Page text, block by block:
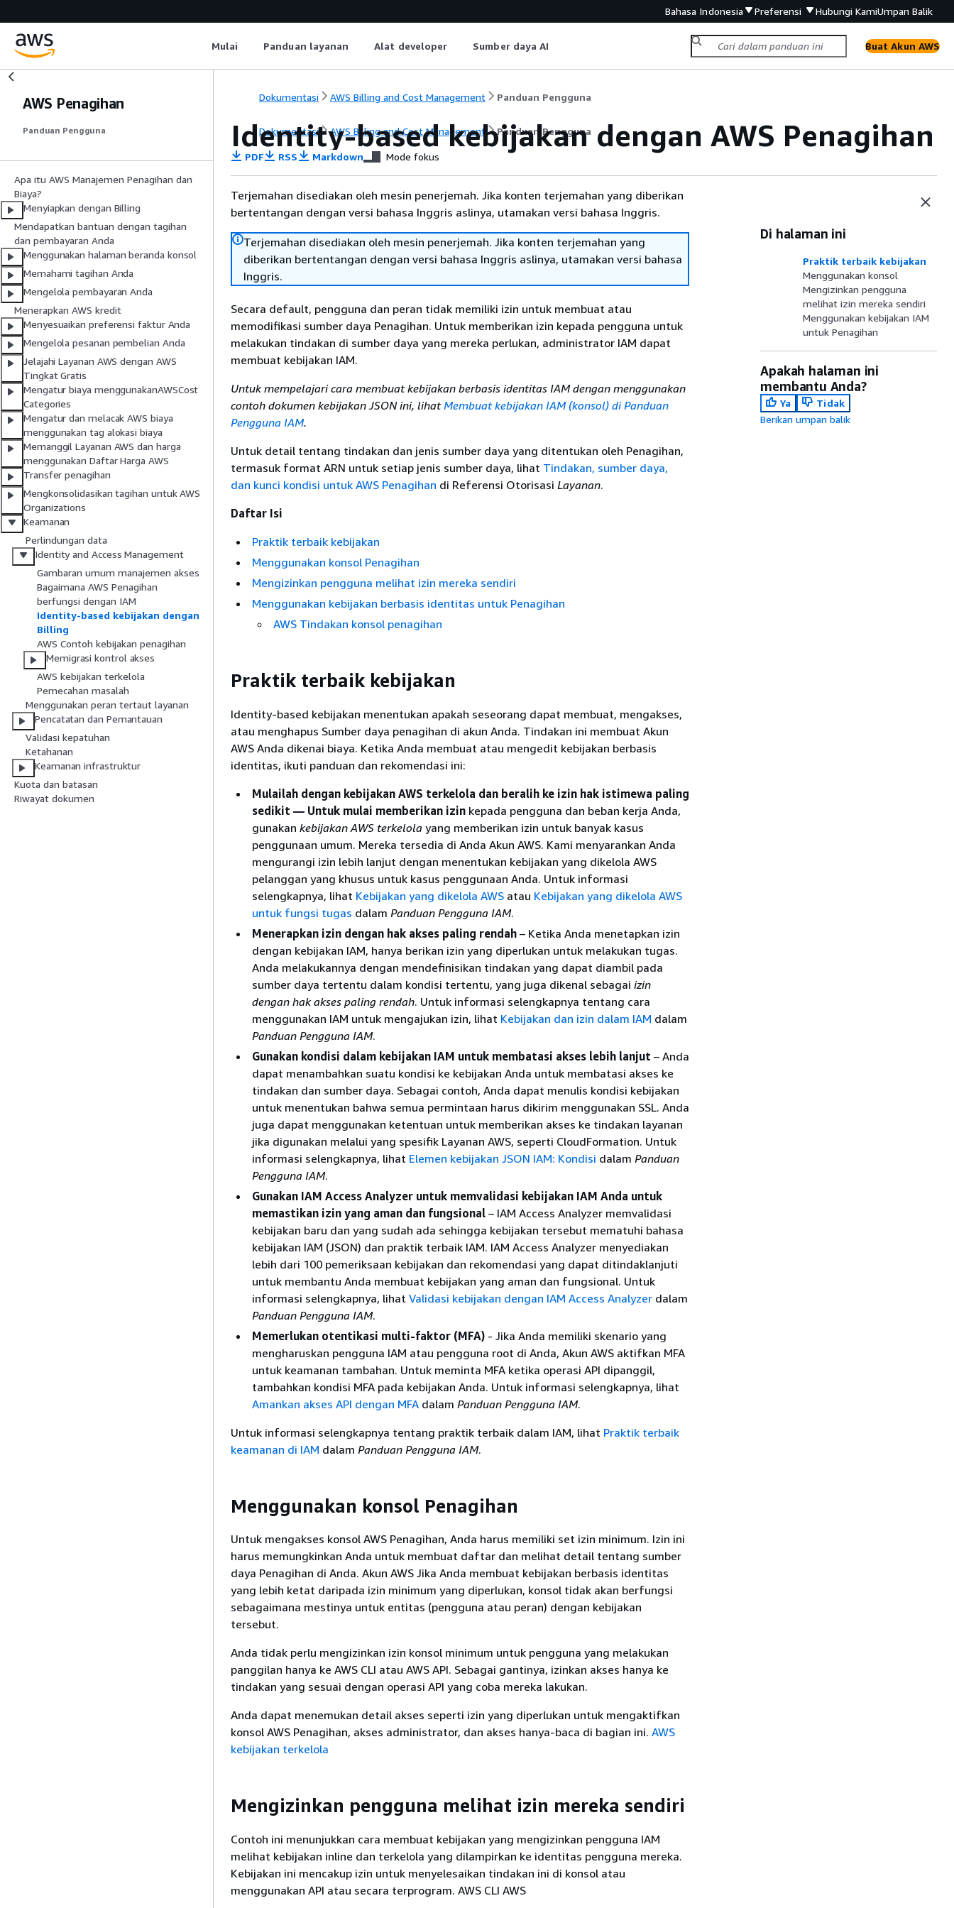
Bahasa Indonesia Preferensi Hubungi KamiUmpan Balik
Mulai Panduan layanan Alat developer Sumber daya AI Buat Akun AWS
AWS Penagihan
Panduan Pengguna
Apa itu AWS Manajemen Penagihan dan
Biaya?
Menyiapkan dengan Billing
Mendapatkan bantuan dengan tagihan
dan pembayaran Anda
Menggunakan halaman beranda konsol
Memahami tagihan Anda
Mengelola pembayaran Anda
Menerapkan AWS kredit
Menyesuaikan preferensi faktur Anda
Mengelola pesanan pembelian Anda
Jelajahi Layanan AWS dengan AWS
Tingkat Gratis
Mengatur biaya menggunakanAWSCost
Categories
Mengatur dan melacak AWS biaya
menggunakan tag alokasi biaya
Memanggil Layanan AWS dan harga
menggunakan Daftar Harga AWS
Transfer penagihan
Mengkonsolidasikan tagihan untuk AWS
Organizations
Keamanan
Perlindungan data
Identity and Access Management
Gambaran umum manajemen akses
Bagaimana AWS Penagihan
berfungsi dengan IAM
Identity-based kebijakan dengan
Billing
AWS Contoh kebijakan penagihan
Memigrasi kontrol akses
AWS kebijakan terkelola
Pemecahan masalah
Menggunakan peran tertaut layanan
Pencatatan dan Pemantauan
Validasi kepatuhan
Ketahanan
Keamanan infrastruktur
Kuota dan batasan
Riwayat dokumen
Dokumentasi AWS Billing and Cost Management Panduan Pengguna
Dokumentasi AWS Billing and Cost Management Panduan Pengguna
Identity-based kebijakan dengan AWS Penagihan
PDF RSS Markdown Mode fokus
Terjemahan disediakan oleh mesin penerjemah. Jika konten terjemahan yang diberikan
bertentangan dengan versi bahasa Inggris aslinya, utamakan versi bahasa Inggris.
Terjemahan disediakan oleh mesin penerjemah. Jika konten terjemahan yang
diberikan bertentangan dengan versi bahasa Inggris aslinya, utamakan versi bahasa
Inggris.
Secara default, pengguna dan peran tidak memiliki izin untuk membuat atau
memodifikasi sumber daya Penagihan. Untuk memberikan izin kepada pengguna untuk
melakukan tindakan di sumber daya yang mereka perlukan, administrator IAM dapat
membuat kebijakan IAM.
Untuk mempelajari cara membuat kebijakan berbasis identitas IAM dengan menggunakan
contoh dokumen kebijakan JSON ini, lihatMembuat kebijakan IAM (konsol) di Panduan
Pengguna IAM.
Untuk detail tentang tindakan dan jenis sumber daya yang ditentukan oleh Penagihan,
termasuk format ARN untuk setiap jenis sumber daya, lihat Tindakan, sumber daya,
dan kunci kondisi untuk AWS Penagihan di Referensi Otorisasi Layanan.
Daftar Isi
Praktik terbaik kebijakan
Menggunakan konsol Penagihan
Mengizinkan pengguna melihat izin mereka sendiri
Menggunakan kebijakan berbasis identitas untuk Penagihan
AWS Tindakan konsol penagihan
Praktik terbaik kebijakan
Identity-based kebijakan menentukan apakah seseorang dapat membuat, mengakses,
atau menghapus Sumber daya penagihan di akun Anda. Tindakan ini membuat Akun
AWS Anda dikenai biaya. Ketika Anda membuat atau mengedit kebijakan berbasis
identitas, ikuti panduan dan rekomendasi ini:
Mulailah dengan kebijakan AWS terkelola dan beralih ke izin hak istimewa paling
sedikit — Untuk mulai memberikan izin kepada pengguna dan beban kerja Anda,
gunakan kebijakan AWS terkelola yang memberikan izin untuk banyak kasus
penggunaan umum. Mereka tersedia di Anda Akun AWS. Kami menyarankan Anda
mengurangi izin lebih lanjut dengan menentukan kebijakan yang dikelola AWS
pelanggan yang khusus untuk kasus penggunaan Anda. Untuk informasi
selengkapnya, lihat Kebijakan yang dikelola AWS atau Kebijakan yang dikelola AWS
untuk fungsi tugas dalam Panduan Pengguna IAM.
Menerapkan izin dengan hak akses paling rendah – Ketika Anda menetapkan izin
dengan kebijakan IAM, hanya berikan izin yang diperlukan untuk melakukan tugas.
Anda melakukannya dengan mendefinisikan tindakan yang dapat diambil pada
sumber daya tertentu dalam kondisi tertentu, yang juga dikenal sebagai izin
dengan hak akses paling rendah. Untuk informasi selengkapnya tentang cara
menggunakan IAM untuk mengajukan izin, lihat Kebijakan dan izin dalam IAM dalam
Panduan Pengguna IAM.
Gunakan kondisi dalam kebijakan IAM untuk membatasi akses lebih lanjut – Anda
dapat menambahkan suatu kondisi ke kebijakan Anda untuk membatasi akses ke
tindakan dan sumber daya. Sebagai contoh, Anda dapat menulis kondisi kebijakan
untuk menentukan bahwa semua permintaan harus dikirim menggunakan SSL. Anda
juga dapat menggunakan ketentuan untuk memberikan akses ke tindakan layanan
jika digunakan melalui yang spesifik Layanan AWS, seperti CloudFormation. Untuk
informasi selengkapnya, lihat Elemen kebijakan JSON IAM: Kondisi dalam Panduan
Pengguna IAM.
Gunakan IAM Access Analyzer untuk memvalidasi kebijakan IAM Anda untuk
memastikan izin yang aman dan fungsional – IAM Access Analyzer memvalidasi
kebijakan baru dan yang sudah ada sehingga kebijakan tersebut mematuhi bahasa
kebijakan IAM (JSON) dan praktik terbaik IAM. IAM Access Analyzer menyediakan
lebih dari 100 pemeriksaan kebijakan dan rekomendasi yang dapat ditindaklanjuti
untuk membantu Anda membuat kebijakan yang aman dan fungsional. Untuk
informasi selengkapnya, lihat Validasi kebijakan dengan IAM Access Analyzer dalam
Panduan Pengguna IAM.
Memerlukan otentikasi multi-faktor (MFA) - Jika Anda memiliki skenario yang
mengharuskan pengguna IAM atau pengguna root di Anda, Akun AWS aktifkan MFA
untuk keamanan tambahan. Untuk meminta MFA ketika operasi API dipanggil,
tambahkan kondisi MFA pada kebijakan Anda. Untuk informasi selengkapnya, lihat
Amankan akses API dengan MFA dalam Panduan Pengguna IAM.
Untuk informasi selengkapnya tentang praktik terbaik dalam IAM, lihat Praktik terbaik
keamanan di IAM dalam Panduan Pengguna IAM.
Menggunakan konsol Penagihan
Untuk mengakses konsol AWS Penagihan, Anda harus memiliki set izin minimum. Izin ini
harus memungkinkan Anda untuk membuat daftar dan melihat detail tentang sumber
daya Penagihan di Anda. Akun AWS Jika Anda membuat kebijakan berbasis identitas
yang lebih ketat daripada izin minimum yang diperlukan, konsol tidak akan berfungsi
sebagaimana mestinya untuk entitas (pengguna atau peran) dengan kebijakan
tersebut.
Anda tidak perlu mengizinkan izin konsol minimum untuk pengguna yang melakukan
panggilan hanya ke AWS CLI atau AWS API. Sebagai gantinya, izinkan akses hanya ke
tindakan yang sesuai dengan operasi API yang coba mereka lakukan.
Anda dapat menemukan detail akses seperti izin yang diperlukan untuk mengaktifkan
konsol AWS Penagihan, akses administrator, dan akses hanya-baca di bagian ini. AWS
kebijakan terkelola
Mengizinkan pengguna melihat izin mereka sendiri
Contoh ini menunjukkan cara membuat kebijakan yang mengizinkan pengguna IAM
melihat kebijakan inline dan terkelola yang dilampirkan ke identitas pengguna mereka.
Kebijakan ini mencakup izin untuk menyelesaikan tindakan ini di konsol atau
menggunakan API atau secara terprogram. AWS CLI AWS
Di halaman ini
Praktik terbaik kebijakan
Menggunakan konsol
Mengizinkan pengguna
melihat izin mereka sendiri
Menggunakan kebijakan IAM
untuk Penagihan
Apakah halaman ini
membantu Anda?
Ya
Tidak
Berikan umpan balik